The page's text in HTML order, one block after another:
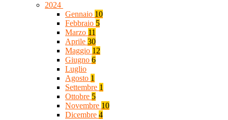
2024
Gennaio 10
Febbraio 5
Marzo 11
Aprile 30
Maggio 12
Giugno 6
Luglio
Agosto 1
Settembre 1
Ottobre 5
Novembre 10
Dicembre 4